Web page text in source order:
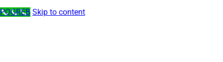
POGREB Skip to content